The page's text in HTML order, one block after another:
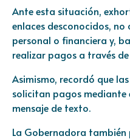
Ante esta situación,
enlaces desconocidos,
personal o financiera y,
realizar pagos a través de
Asimismo, recordó que
solicitan pagos mediante
mensaje de texto.
La Gobernadora